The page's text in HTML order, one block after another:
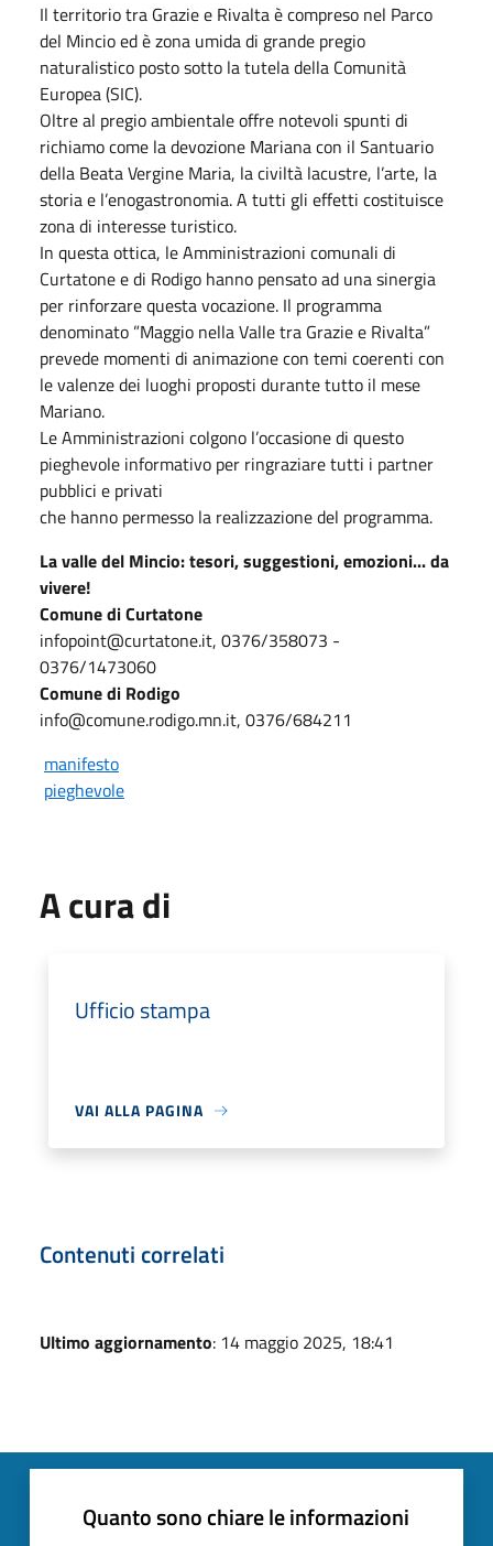
Il territorio tra Grazie e Rivalta è compreso nel Parco
del Mincio ed è zona umida di grande pregio
naturalistico posto sotto la tutela della Comunità
Europea (SIC).
Oltre al pregio ambientale offre notevoli spunti di
richiamo come la devozione Mariana con il Santuario
della Beata Vergine Maria, la civiltà lacustre, l’arte, la
storia e l’enogastronomia. A tutti gli effetti costituisce
zona di interesse turistico.
In questa ottica, le Amministrazioni comunali di
Curtatone e di Rodigo hanno pensato ad una sinergia
per rinforzare questa vocazione. Il programma
denominato ”Maggio nella Valle tra Grazie e Rivalta”
prevede momenti di animazione con temi coerenti con
le valenze dei luoghi proposti durante tutto il mese
Mariano.
Le Amministrazioni colgono l’occasione di questo
pieghevole informativo per ringraziare tutti i partner
pubblici e privati
che hanno permesso la realizzazione del programma.
La valle del Mincio: tesori, suggestioni, emozioni... da
vivere!
Comune di Curtatone
infopoint@curtatone.it, 0376/358073 -
0376/1473060
Comune di Rodigo
info@comune.rodigo.mn.it, 0376/684211
manifesto
pieghevole
A cura di
Ufficio stampa
VAI ALLA PAGINA
Contenuti correlati
Ultimo aggiornamento: 14 maggio 2025, 18:41
Quanto sono chiare le informazioni